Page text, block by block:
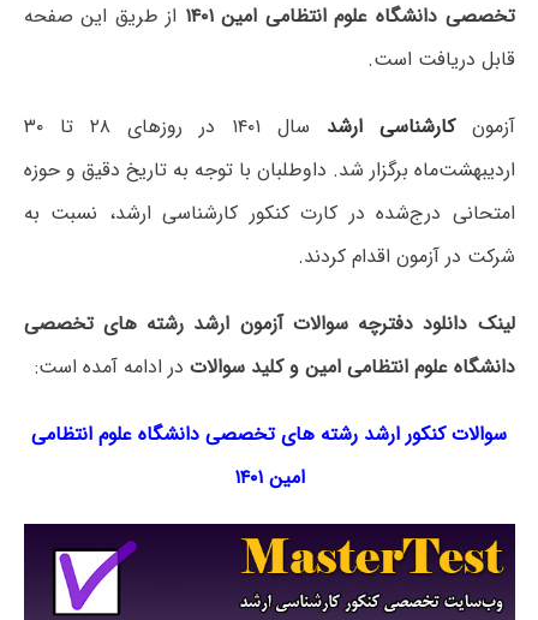
تخصصی دانشگاه علوم انتظامی امین ۱۴۰۱
از طریق این صفحه
قابل دریافت است.
آزمونکارشناسی ارشد
سال ۱۴۰۱ در روزهای ۲۸ تا ۳۰
اردیبهشت‌ماه برگزار شد. داوطلبان با توجه به تاریخ دقیق و حوزه
امتحانی درج‌شده در کارت کنکور کارشناسی ارشد، نسبت به
شرکت در آزمون اقدام کردند.
لینک دانلود دفترچه سوالات آزمون ارشد رشته های تخصصی
دانشگاه علوم انتظامی امین و کلید سوالات در ادامه آمده است:
سوالات کنکور ارشد رشته های تخصصی دانشگاه علوم انتظامی
امین ۱۴۰۱